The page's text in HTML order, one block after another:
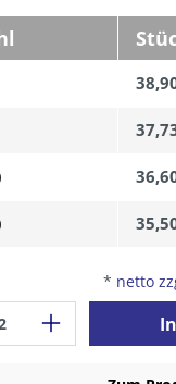
* netto